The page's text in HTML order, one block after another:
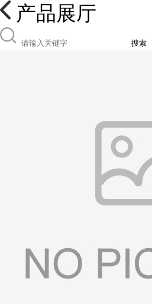
产品展厅
搜索